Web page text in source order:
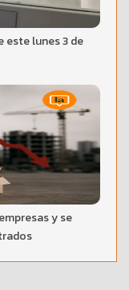
este lunes 3 de
y se